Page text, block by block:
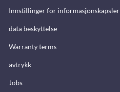
Innstillinger for informasjonskapsler
data beskyttelse
Warranty terms
avtrykk
Jobs